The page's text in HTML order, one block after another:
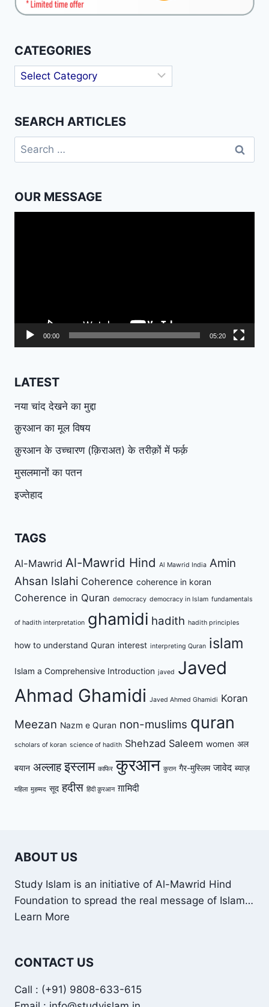
CATEGORIES
Categories
SEARCH ARTICLES
Search
for:
OUR MESSAGE
00:00 05:20
LATEST
नया चांद देखने का मुद्दा
क़ुरआन का मूल विषय
क़ुरआन के उच्चारण (क़िराअत) के तरीक़ों में फर्क़
मुसलमानों का पतन
इज्तेहाद
TAGS
Al-Mawrid Al-Mawrid Hind Al Mawrid India Amin
Ahsan Islahi Coherence coherence in koran
Coherence in Quran democracy democracy in Islam fundamentals
of hadith interpretation ghamidi hadith hadith principles
how to understand Quran interest interpreting Quran islam
Islam a Comprehensive Introduction javed Javed
Ahmad Ghamidi Javed Ahmed Ghamidi Koran
Meezan Nazm e Quran non-muslims quran
scholars of koran science of hadith Shehzad Saleem women अल
बयान अल्लाह इस्लाम काफिर कुरआन कुरान गैर-मुस्लिम जावेद ब्याज़
महिला मुहम्मद सूद हदीस हिंदी क़ुरआन ग़ामिदी
ABOUT US
Study Islam is an initiative of Al-Mawrid Hind
Foundation to spread the real message of Islam…
Learn More
CONTACT US
Call : (+91) 9808-633-615